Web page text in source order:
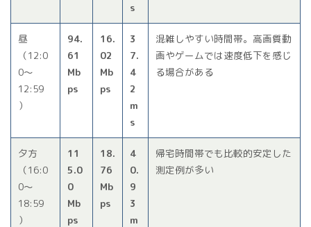
s
昼
（12:0
0〜
12:59
）
94.
61
Mb
ps
16.
02
Mb
ps
3
7.
4
2
m
s
混雑しやすい時間帯。高画質動
画やゲームでは速度低下を感じ
る場合がある
夕方
（16:0
0〜
18:59
）
11
5.0
0
Mb
ps
18.
76
Mb
ps
4
0.
9
3
m
帰宅時間帯でも比較的安定した
測定例が多い